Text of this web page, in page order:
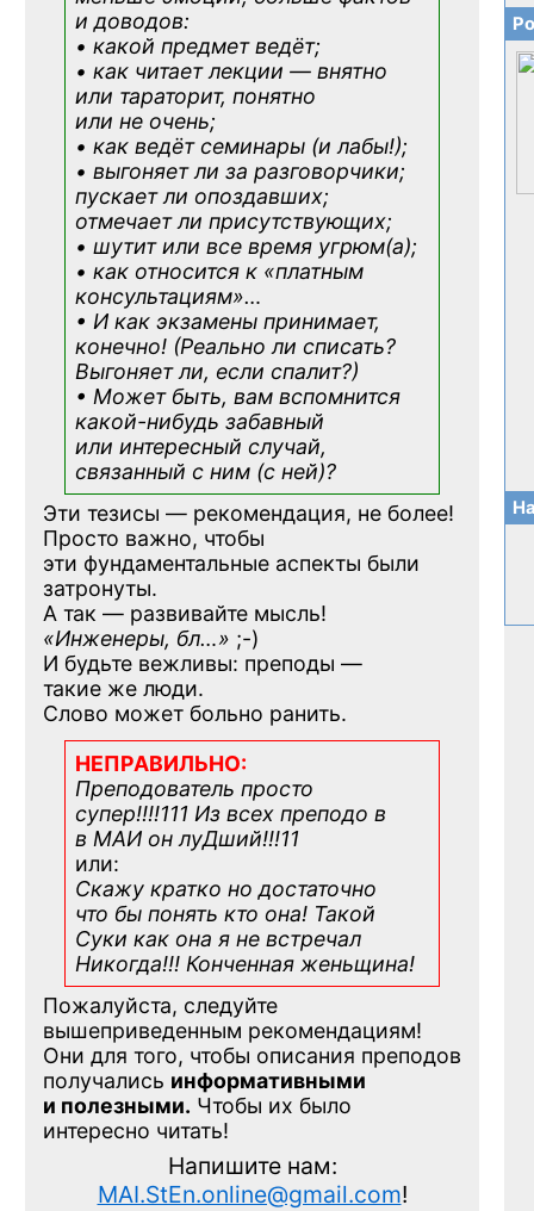
и доводов:
• какой предмет ведёт;
• как читает лекции — внятно
или тараторит, понятно
или не очень;
• как ведёт семинары (и лабы!);
• выгоняет ли за разговорчики;
пускает ли опоздавших;
отмечает ли присутствующих;
• шутит или все время угрюм(а);
• как относится к «платным
консультациям»…
• И как экзамены принимает,
конечно! (Реально ли списать?
Выгоняет ли, если спалит?)
• Может быть, вам вспомнится
какой-нибудь забавный
или интересный случай,
связанный с ним (с ней)?
Эти тезисы — рекомендация, не более!
Просто важно, чтобы
эти фундаментальные аспекты были
затронуты.
А так — развивайте мысль!
«Инженеры, бл…» ;-)
И будьте вежливы: преподы —
такие же люди.
Слово может больно ранить.
НЕПРАВИЛЬНО:
Преподователь просто
супер!!!!111 Из всех преподо в
в МАИ он луДший!!!11
или:
Скажу кратко но достаточно
что бы понять кто она! Такой
Суки как она я не встречал
Никогда!!! Конченная женьщина!
Пожалуйста, следуйте
вышеприведенным рекомендациям!
Они для того, чтобы описания преподов
получались информативными
и полезными. Чтобы их было
интересно читать!
Напишите нам:
MAI.StEn.online@gmail.com!